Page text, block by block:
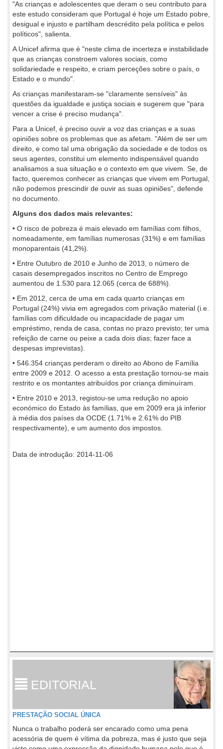
"As crianças e adolescentes que deram o seu contributo para
este estudo consideram que Portugal é hoje um Estado pobre,
desigual e injusto e partilham descrédito pela política e pelos
políticos", salienta.
A Unicef afirma que é "neste clima de incerteza e instabilidade
que as crianças constroem valores sociais, como
solidariedade e respeito, e criam perceções sobre o país, o
Estado e o mundo".
As crianças manifestaram-se "claramente sensíveis" às
questões da igualdade e justiça sociais e sugerem que "para
vencer a crise é preciso mudança".
Para a Unicef, é preciso ouvir a voz das crianças e a suas
opiniões sobre os problemas que as afetam. "Além de ser um
direito, e como tal uma obrigação da sociedade e de todos os
seus agentes, constitui um elemento indispensável quando
analisamos a sua situação e o contexto em que vivem. Se, de
facto, queremos conhecer as crianças que vivem em Portugal,
não podemos prescindir de ouvir as suas opiniões", defende
no documento.
Alguns dos dados mais relevantes:
• O risco de pobreza é mais elevado em famílias com filhos,
nomeadamente, em famílias numerosas (31%) e em famílias
monoparentais (41,2%).
• Entre Outubro de 2010 e Junho de 2013, o número de
casais desempregados inscritos no Centro de Emprego
aumentou de 1.530 para 12.065 (cerca de 688%).
• Em 2012, cerca de uma em cada quarto crianças em
Portugal (24%) vivia em agregados com privação material (i.e.
famílias com dificuldade ou incapacidade de pagar um
empréstimo, renda de casa, contas no prazo previsto; ter uma
refeição de carne ou peixe a cada dois dias; fazer face a
despesas imprevistas).
• 546.354 crianças perderam o direito ao Abono de Família
entre 2009 e 2012. O acesso a esta prestação tornou-se mais
restrito e os montantes atribuídos por criança diminuíram.
• Entre 2010 e 2013, registou-se uma redução no apoio
económico do Estado às famílias, que em 2009 era já inferior
à média dos países da OCDE (1.71% e 2.61% do PIB
respectivamente), e um aumento dos impostos.
Data de introdução: 2014-11-06
EDITORIAL
PRESTAÇÃO SOCIAL ÚNICA
Nunca o trabalho poderá ser encarado como uma pena
acessória de quem é vítima da pobreza, mas é justo que seja